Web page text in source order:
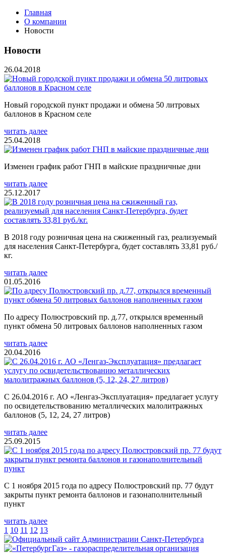
Главная
О компании
Новости
Новости
26.04.2018
Новый городской пункт продажи и обмена 50 литровых
баллонов в Красном селе
читать далее
25.04.2018
Изменен график работ ГНП в майские праздничные дни
читать далее
25.12.2017
В 2018 году розничная цена на сжиженный газ, реализуемый
для населения Санкт-Петербурга, будет составлять 33,81 руб./
кг.
читать далее
01.05.2016
По адресу Полюстровский пр. д.77, открылся временный
пункт обмена 50 литровых баллонов наполненных газом
читать далее
20.04.2016
С 26.04.2016 г. АО «Ленгаз-Эксплуатация» предлагает услугу
по освидетельствованию металлических малолитражных
баллонов (5, 12, 24, 27 литров)
читать далее
25.09.2015
С 1 ноября 2015 года по адресу Полюстровский пр. 77 будут
закрыты пункт ремонта баллонов и газонаполнительный
пункт
читать далее
1 10 11 12 13